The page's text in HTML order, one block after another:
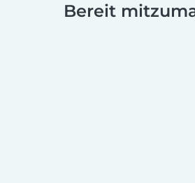
Bereit